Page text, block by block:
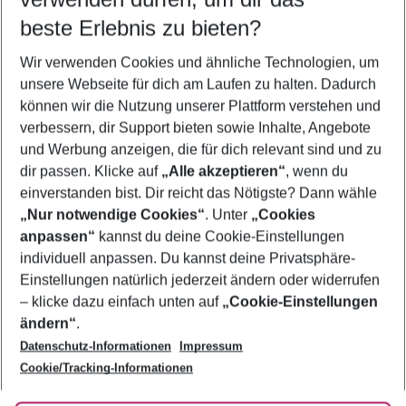
5-8 Nächte
2 Erwachsene Keine Kinder
Mehr Filter anzeigen
Footer
Footer navigation
Über uns
AGB
Bestpreisgarantie
Cookie-Einstellungen ändern
Cookie-Richtlinie
Agenturbetreuung
Barrierefreies Reisen
Folge uns
beste Erlebnis zu bieten?
Wir verwenden Cookies und ähnliche Technologien, um
unsere Webseite für dich am Laufen zu halten. Dadurch
können wir die Nutzung unserer Plattform verstehen und
verbessern, dir Support bieten sowie Inhalte, Angebote
und Werbung anzeigen, die für dich relevant sind und zu
dir passen. Klicke auf „Alle akzeptieren“, wenn du
einverstanden bist. Dir reicht das Nötigste? Dann wähle
„Nur notwendige Cookies“. Unter „Cookies
anpassen“ kannst du deine Cookie-Einstellungen
individuell anpassen. Du kannst deine Privatsphäre-
Einstellungen natürlich jederzeit ändern oder widerrufen
– klicke dazu einfach unten auf „Cookie-Einstellungen
ändern“.
Datenschutz-Informationen
Impressum
Cookie/Tracking-Informationen